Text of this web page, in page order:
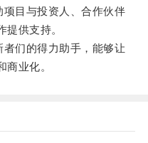
目与投资人、合作伙伴
供支持。
们的得力助手，能够让
业化。